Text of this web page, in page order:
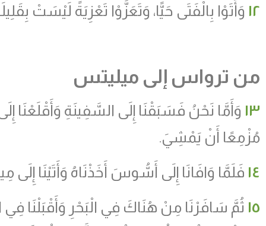
١٢ وَأَتَوْا بِالْفَتَى حَيًّا، وَتَعَزَّوْا تَعْزِيَةً لَيْسَتْ
من ترواس إلى ميليتس
١٣ وَأَمَّا نَحْنُ فَسَبَقْنَا إِلَى السَّفِينَةِ
مُزْمِعًا أَنْ يَمْشِيَ.
١٤ فَلَمَّا وَافَانَا إِلَى أَسُّوسَ أَخَذْنَاهُ وَأَتَيْنَا إِلَى
١٥ ثُمَّ سَافَرْنَا مِنْ هُنَاكَ فِي الْبَحْرِ وَأَقْبَلْنَا